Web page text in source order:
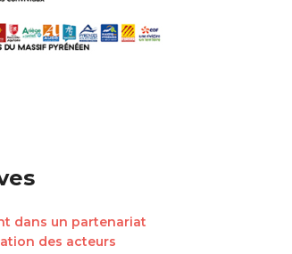
dans un partenariat
des acteurs